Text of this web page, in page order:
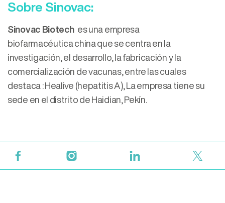
Sobre Sinovac:
Sinovac Biotech es una empresa
biofarmacéutica china que se centra en la
investigación, el desarrollo, la fabricación y la
comercialización de vacunas, entre las cuales
destaca : Healive (hepatitis A), ​La empresa tiene su
sede en el distrito de Haidian, Pekín.